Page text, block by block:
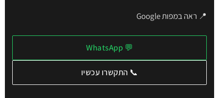
📍 ראה במפות Google
💬 WhatsApp
📞 התקשרו עכשיו